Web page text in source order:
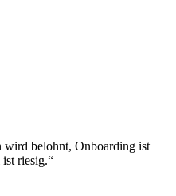
wird belohnt, Onboarding ist
riesig.“